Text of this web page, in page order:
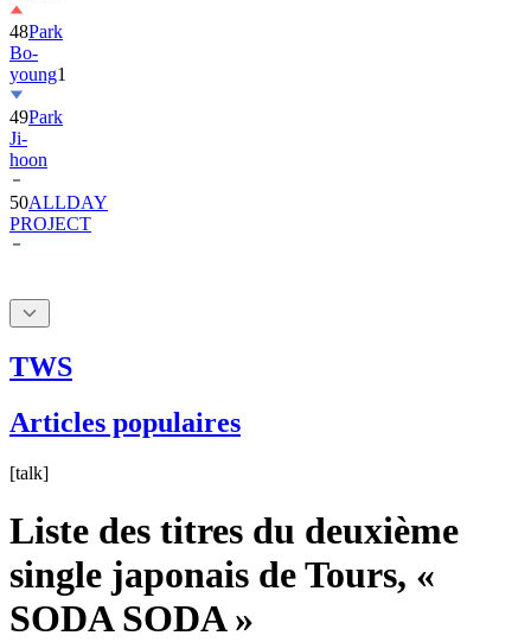
48Park
Bo-
young1
49Park
Ji-
hoon
50ALLDAY
PROJECT
TWS
Articles populaires
[talk]
Liste des titres du deuxième
single japonais de Tours, «
SODA SODA »